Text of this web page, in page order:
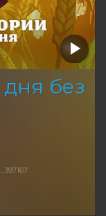
без
397167